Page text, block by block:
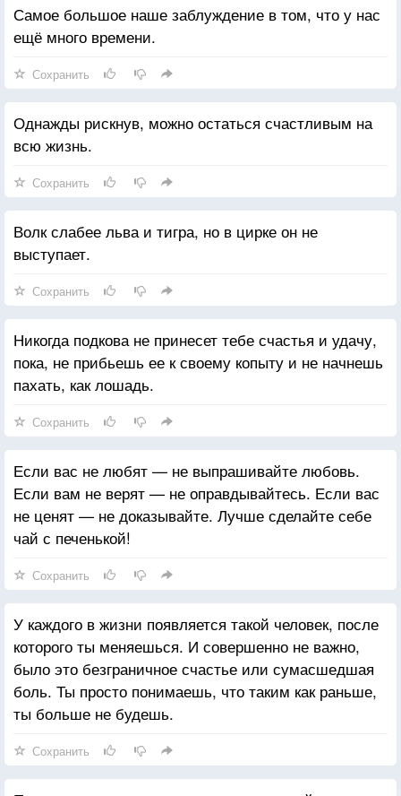
Самое большое наше заблуждение в том, что у нас
ещё много времени.
Сохранить
Однажды рискнув, можно остаться счастливым на
всю жизнь.
Сохранить
Волк слабее льва и тигра, но в цирке он не
выступает.
Сохранить
Никогда подкова не принесет тебе счастья и удачу,
пока, не прибьешь ее к своему копыту и не начнешь
пахать, как лошадь.
Сохранить
Если вас не любят — не выпрашивайте любовь.
Если вам не верят — не оправдывайтесь. Если вас
не ценят — не доказывайте. Лучше сделайте себе
чай с печенькой!
Сохранить
У каждого в жизни появляется такой человек, после
которого ты меняешься. И совершенно не важно,
было это безграничное счастье или сумасшедшая
боль. Ты просто понимаешь, что таким как раньше,
ты больше не будешь.
Сохранить